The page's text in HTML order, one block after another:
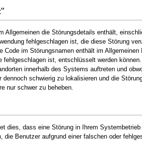
Allgemeinen die Störungsdetails enthält,
fehlgeschlagen ist, die diese Störung
im Störungsnamen enthält im Allgemeinen
ist, entschlüsselt werden können.
innerhalb des Systems auftreten und
schwierig zu lokalisieren und die
nur schwer zu beheben.
dies, dass eine Störung in Ihrem
Benutzer aufgrund einer falschen oder